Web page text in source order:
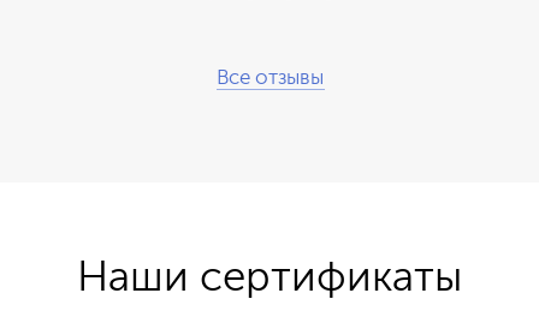
Все отзывы
Наши сертификаты